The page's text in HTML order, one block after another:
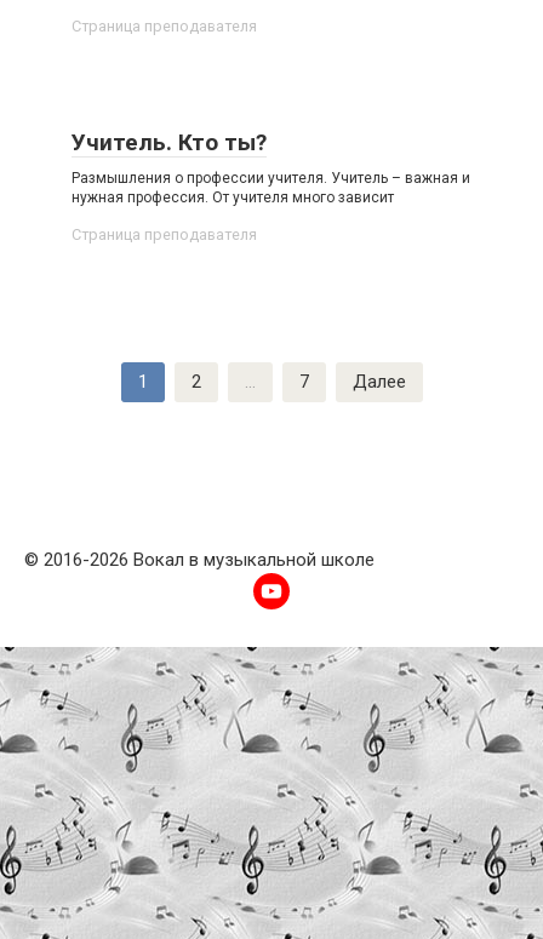
Страница преподавателя
Учитель. Кто ты?
Размышления о профессии учителя. Учитель – важная и
нужная профессия. От учителя много зависит
Страница преподавателя
1 2 … 7 Далее
© 2016-2026 Вокал в музыкальной школе